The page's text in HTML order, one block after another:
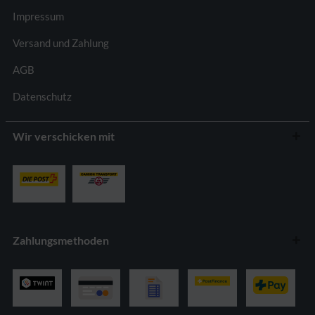
Impressum
Versand und Zahlung
AGB
Datenschutz
Wir verschicken mit
Zahlungsmethoden